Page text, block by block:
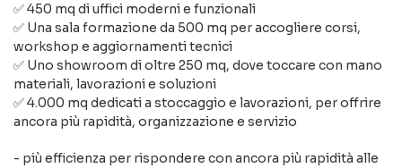
✅ 450 mq di uffici moderni e funzionali
✅ Una sala formazione da 500 mq per accogliere corsi,
workshop e aggiornamenti tecnici
✅ Uno showroom di oltre 250 mq, dove toccare con mano
materiali, lavorazioni e soluzioni
✅ 4.000 mq dedicati a stoccaggio e lavorazioni, per offrire
ancora più rapidità, organizzazione e servizio
- più efficienza per rispondere con ancora più rapidità alle